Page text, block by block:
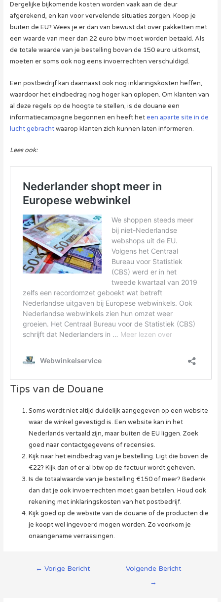
Dergelijke bijkomende kosten worden vaak aan de deur
afgerekend, en kan voor vervelende situaties zorgen. Koop je
buiten de EU? Wees je er dan van bewust dat over pakketten met
een waarde van meer dan 22 euro btw moet worden betaald. Als
de totale waarde van je bestelling boven de 150 euro uitkomst,
moeten er soms ook nog eens invoerrechten verschuldigd.
Een postbedrijf kan daarnaast ook nog inklaringskosten heffen,
waardoor het eindbedrag nog hoger kan oplopen. Om klanten van
al deze regels op de hoogte te stellen, is de douane een
informatiecampagne begonnen en heeft heteen aparte site in de
lucht gebrachtwaarop klanten zich kunnen laten informeren.
Lees ook:
Tips van de Douane
Soms wordt niet altijd duidelijk aangegeven op een website
waar de winkel gevestigd is. Een website kan in het
Nederlands vertaald zijn, maar buiten de EU liggen. Zoek
goed naar contactgegevens of recensies.
Kijk naar het eindbedrag van je bestelling. Ligt die boven de
€22? Kijk dan of er al btw op de factuur wordt geheven.
Is de totaalwaarde van je bestelling €150 of meer? Bedenk
dan dat je ook invoerrechten moet gaan betalen. Houd ook
rekening met inklaringskosten van het postbedrijf.
Kijk goed op de website van de douane of de producten die
je koopt wel ingevoerd mogen worden. Zo voorkom je
onaangename verrassingen.
Berichtnavigatie
← Vorige Bericht
Volgende Bericht
→